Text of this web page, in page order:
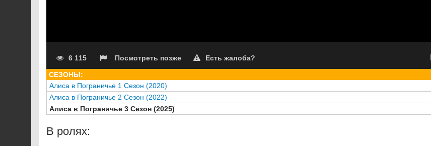
6 115 Посмотреть позже Есть жалоба?
СЕЗОНЫ:
Алиса в Пограничье 1 Сезон (2020)
Алиса в Пограничье 2 Сезон (2022)
Алиса в Пограничье 3 Сезон (2025)
В ролях: